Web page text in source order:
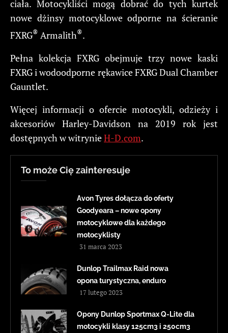
ciała. Motocykliści mogą dobrać do tych kurtek
nowe dżinsy motocyklowe odporne na ścieranie
FXRG® Armalith®.
Pełna kolekcja FXRG obejmuje trzy nowe kaski
FXRG i wodoodporne rękawice FXRG Dual Chamber
Gauntlet.
Więcej informacji o ofercie motocykli, odzieży i
akcesoriów Harley-Davidson na 2019 rok jest
dostępnych w witrynieH-D.com.
To może Cię zainteresuje
Avon Tyres dołącza do oferty
Goodyeara – nowe opony
motocyklowe dla każdego
motocyklisty
31 marca 2023
Dunlop Trailmax Raid nowa
opona turystyczna, enduro
17 lutego 2023
Opony Dunlop Sportmax Q-Lite dla
motocykli klasy 125cm3 i 250cm3